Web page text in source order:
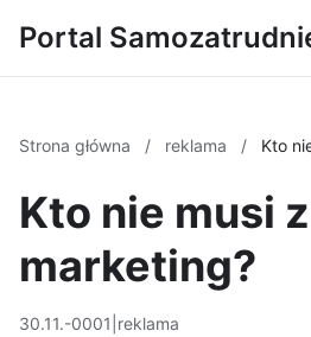
Portal
Strona główna / reklama / Kto
Kto nie musi
marketing?
30.11.-0001 reklama